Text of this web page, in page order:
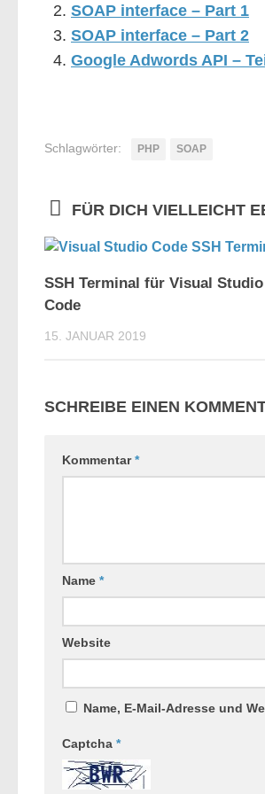
SOAP interface – Part 1
SOAP interface – Part 2
Google Adwords API –
Schlagwörter: PHP SOAP
FÜR DICH VIELLEICHT
SSH Terminal für Visual Studio
Code
15. JANUAR 2019
SCHREIBE EINEN
Kommentar*
Name *
Website
Name, E-Mail-Adresse und
Captcha *